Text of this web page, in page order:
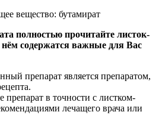
вещество: бутамират
полностью прочитайте листок-
содержатся важные для Вас
препарат является препаратом,
препарат в точности с листком-
лечащего врача или